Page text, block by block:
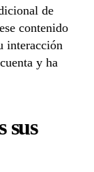
de
contenido
interacción
y ha
sus